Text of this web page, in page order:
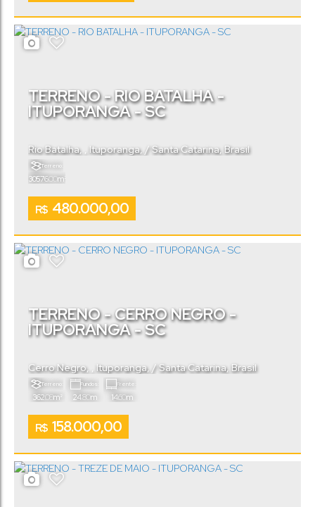
R$ 480.000,00
TERRENO - RIO BATALHA -
ITUPORANGA - SC
Rio Batalha Ituporanga, Santa Catarina, Brasil
Terreno:
30576.00m²
R$ 158.000,00
TERRENO - CERRO NEGRO -
ITUPORANGA - SC
Cerro Negro Ituporanga, Santa Catarina, Brasil
Terreno:
362.08m²
Fundos:
24.80m
Frente:
14.60m